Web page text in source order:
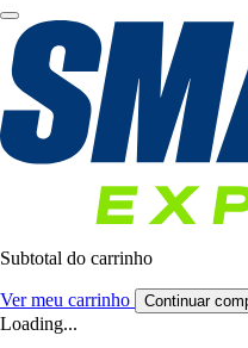
Subtotal do carrinho
Ver meu carrinho Continuar
Loading...